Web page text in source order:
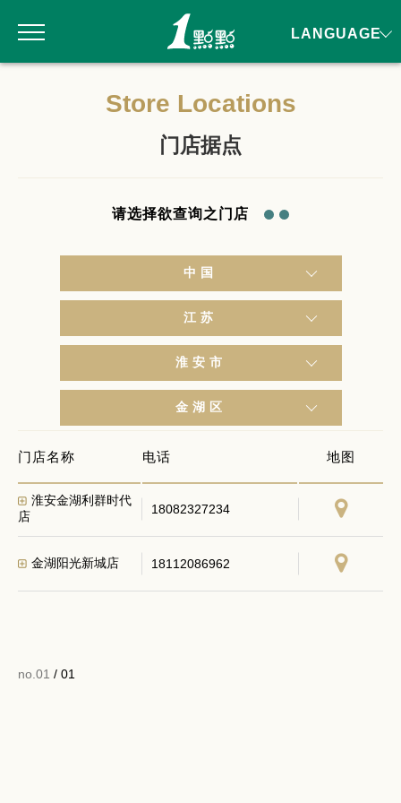
Store Locations
门店据点
请选择欲查询之门店
中国
江苏
淮安市
金湖区
门店名称 电话 地图
淮安金湖利群时代
店
18082327234
金湖阳光新城店 18112086962
no.01 / 01
LANGUAGE